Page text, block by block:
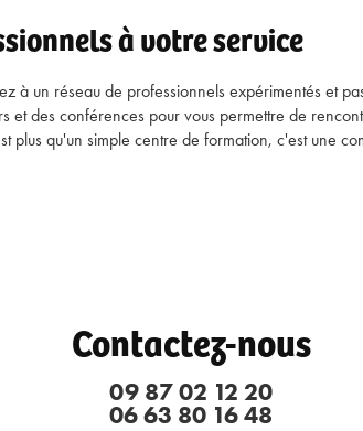
à votre service
à un réseau de professionnels expérimentés et
et des conférences pour vous permettre de
plus qu'un simple centre de formation, c'est une
Contactez-nous
09 87 02 12 20
06 63 80 16 48